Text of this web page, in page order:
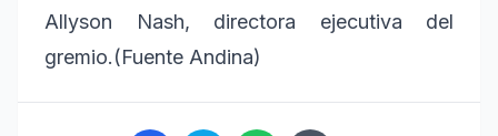
Allyson Nash, directora ejecutiva del
gremio.(Fuente Andina)